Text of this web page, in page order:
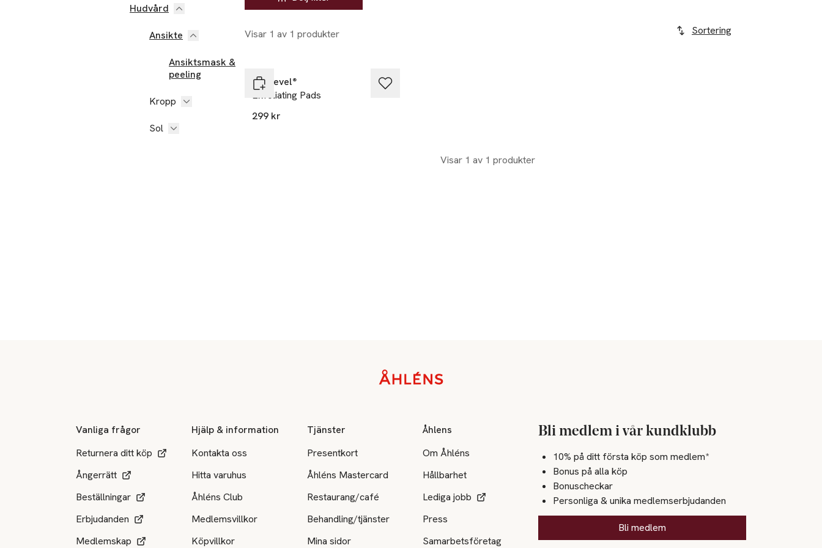
Hudvård
Ansikte
Ansiktsmask &
peeling
Kropp
Sol
Visar 1 av 1 produkter Sortering
Tanrevel®
Exfoliating Pads
299 kr
Visar 1 av 1 produkter
Vanliga frågor
Returnera ditt köp
Ångerrätt
Beställningar
Erbjudanden
Medlemskap
Hjälp & information
Kontakta oss
Hitta varuhus
Åhléns Club
Medlemsvillkor
Köpvillkor
Tjänster
Presentkort
Åhléns Mastercard
Restaurang/café
Behandling/tjänster
Mina sidor
Åhlens
Om Åhléns
Hållbarhet
Lediga jobb
Press
Samarbetsföretag
Bli medlem i vår kundklubb
10% på ditt första köp som medlem*
Bonus på alla köp
Bonuscheckar
Personliga & unika medlemserbjudanden
Bli medlem